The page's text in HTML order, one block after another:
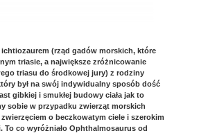
(rząd gadów morskich, które
triasie, a największe zróżnicowanie
triasu do środkowej jury) z rodziny
był na swój indywidualny sposób dość
gibkiej i smukłej budowy ciała jak to
sobie w przypadku zwierząt morskich
o beczkowatym ciele i szerokim
To co wyróżniało Ophthalmosaurus od